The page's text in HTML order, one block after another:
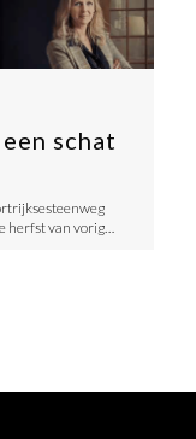
schat
herfst van vorig…